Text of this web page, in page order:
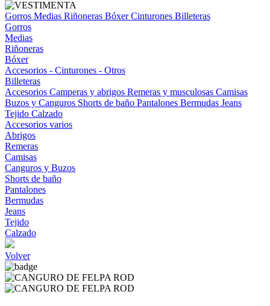
Gorros Medias Riñoneras BóxerCinturones Billeteras
Gorros
Medias
Riñoneras
Bóxer
Accesorios - Cinturones - Otros
Billeteras
Accesorios Camperas y abrigos Remeras y musculosas Camisas
Buzos y Canguros Shorts de baño Pantalones Bermudas Jeans
Tejido Calzado
Accesorios varios
Abrigos
Remeras
Camisas
Canguros y Buzos
Shorts de baño
Pantalones
Bermudas
Jeans
Tejido
Calzado
Volver